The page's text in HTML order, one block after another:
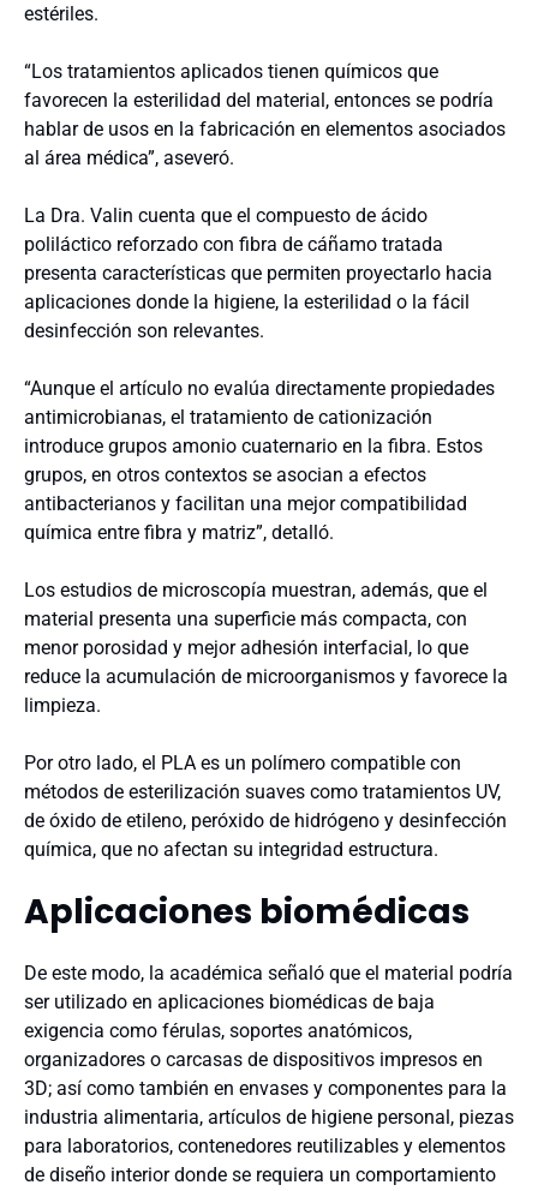
estériles.
“Los tratamientos aplicados tienen químicos que
favorecen la esterilidad del material, entonces se podría
hablar de usos en la fabricación en elementos asociados
al área médica”, aseveró.
La Dra. Valin cuenta que el compuesto de ácido
poliláctico reforzado con fibra de cáñamo tratada
presenta características que permiten proyectarlo hacia
aplicaciones donde la higiene, la esterilidad o la fácil
desinfección son relevantes.
“Aunque el artículo no evalúa directamente propiedades
antimicrobianas, el tratamiento de cationización
introduce grupos amonio cuaternario en la fibra. Estos
grupos, en otros contextos se asocian a efectos
antibacterianos y facilitan una mejor compatibilidad
química entre fibra y matriz”, detalló.
Los estudios de microscopía muestran, además, que el
material presenta una superficie más compacta, con
menor porosidad y mejor adhesión interfacial, lo que
reduce la acumulación de microorganismos y favorece la
limpieza.
Por otro lado, el PLA es un polímero compatible con
métodos de esterilización suaves como tratamientos UV,
de óxido de etileno, peróxido de hidrógeno y desinfección
química, que no afectan su integridad estructura.
Aplicaciones biomédicas
De este modo, la académica señaló que el material podría
ser utilizado en aplicaciones biomédicas de baja
exigencia como férulas, soportes anatómicos,
organizadores o carcasas de dispositivos impresos en
3D; así como también en envases y componentes para la
industria alimentaria, artículos de higiene personal, piezas
para laboratorios, contenedores reutilizables y elementos
de diseño interior donde se requiera un comportamiento